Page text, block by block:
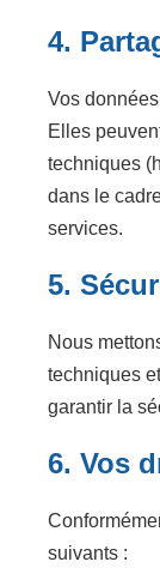
4.
Vos
Elles
techniques
dans le
services.
5.
Nous
techniques
garantir la
6. Vos
suivants :